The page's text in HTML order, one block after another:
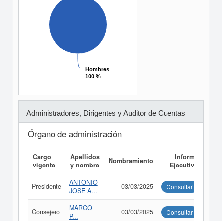
Hombres
100 %
Hombres
100 %
Administradores, Dirigentes y Auditor de Cuentas
Órgano de administración
Cargo
vigente
Apellidos
y nombre
Nombramiento
Informe
Ejecutivo
Presidente
ANTONIO
JOSE A...
03/03/2025 Consultar
Consejero
MARCO
P...
03/03/2025 Consultar